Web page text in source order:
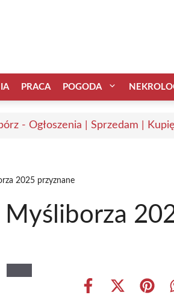
PRACA POGODA
- Ogłoszenia | Sprzedam |
2025 przyznane
Share
Share Share